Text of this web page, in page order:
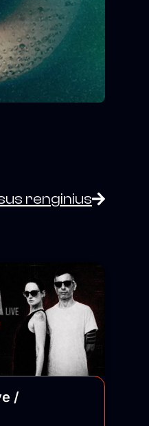
renginius
/